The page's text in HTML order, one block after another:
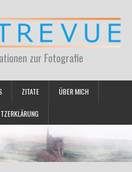
zur Fotografie
ZITATE ÜBER MICH